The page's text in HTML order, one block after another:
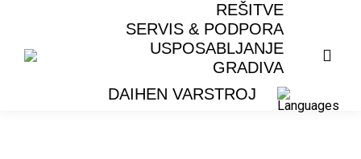
REŠITVE
SERVIS & PODPORA
USPOSABLJANJE
GRADIVA
DAIHEN VARSTROJ